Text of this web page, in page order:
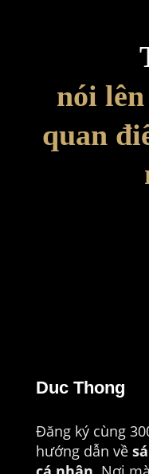
nói
quan
Duc Thong
Đăng ký cùng
hướng dẫn về